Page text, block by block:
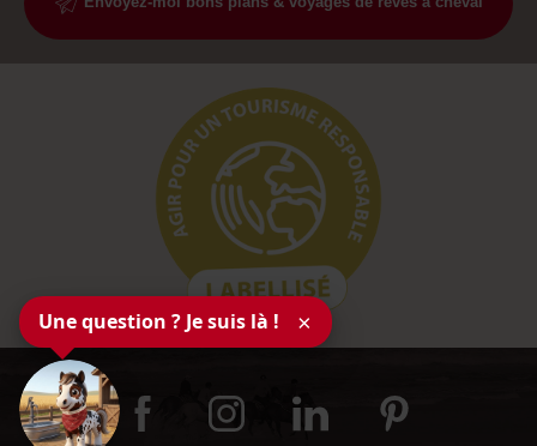
Une question ? Je suis là ! ×